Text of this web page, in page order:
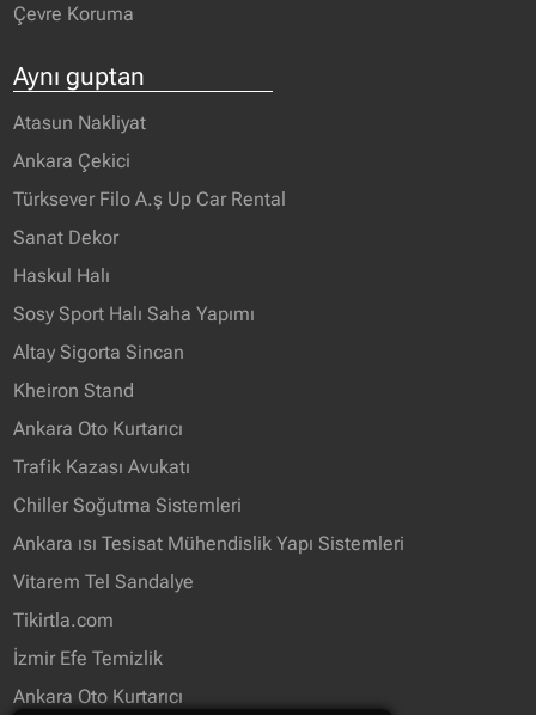
Çevre Koruma
Aynı guptan
Atasun Nakliyat
Ankara Çekici
Türksever Filo A.ş Up Car Rental
Sanat Dekor
Haskul Halı
Sosy Sport Halı Saha Yapımı
Altay Sigorta Sincan
Kheiron Stand
Ankara Oto Kurtarıcı
Trafik Kazası Avukatı
Chiller Soğutma Sistemleri
Ankara ısı Tesisat Mühendislik Yapı Sistemleri
Vitarem Tel Sandalye
Tikirtla.com
İzmir Efe Temizlik
Ankara Oto Kurtarıcı